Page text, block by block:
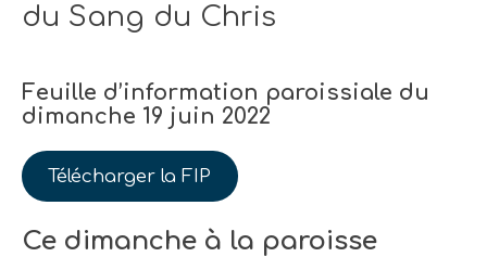
du Sang du Chris
Feuille d’information paroissiale du
dimanche 19 juin 2022
Télécharger la FIP
Ce dimanche à la paroisse